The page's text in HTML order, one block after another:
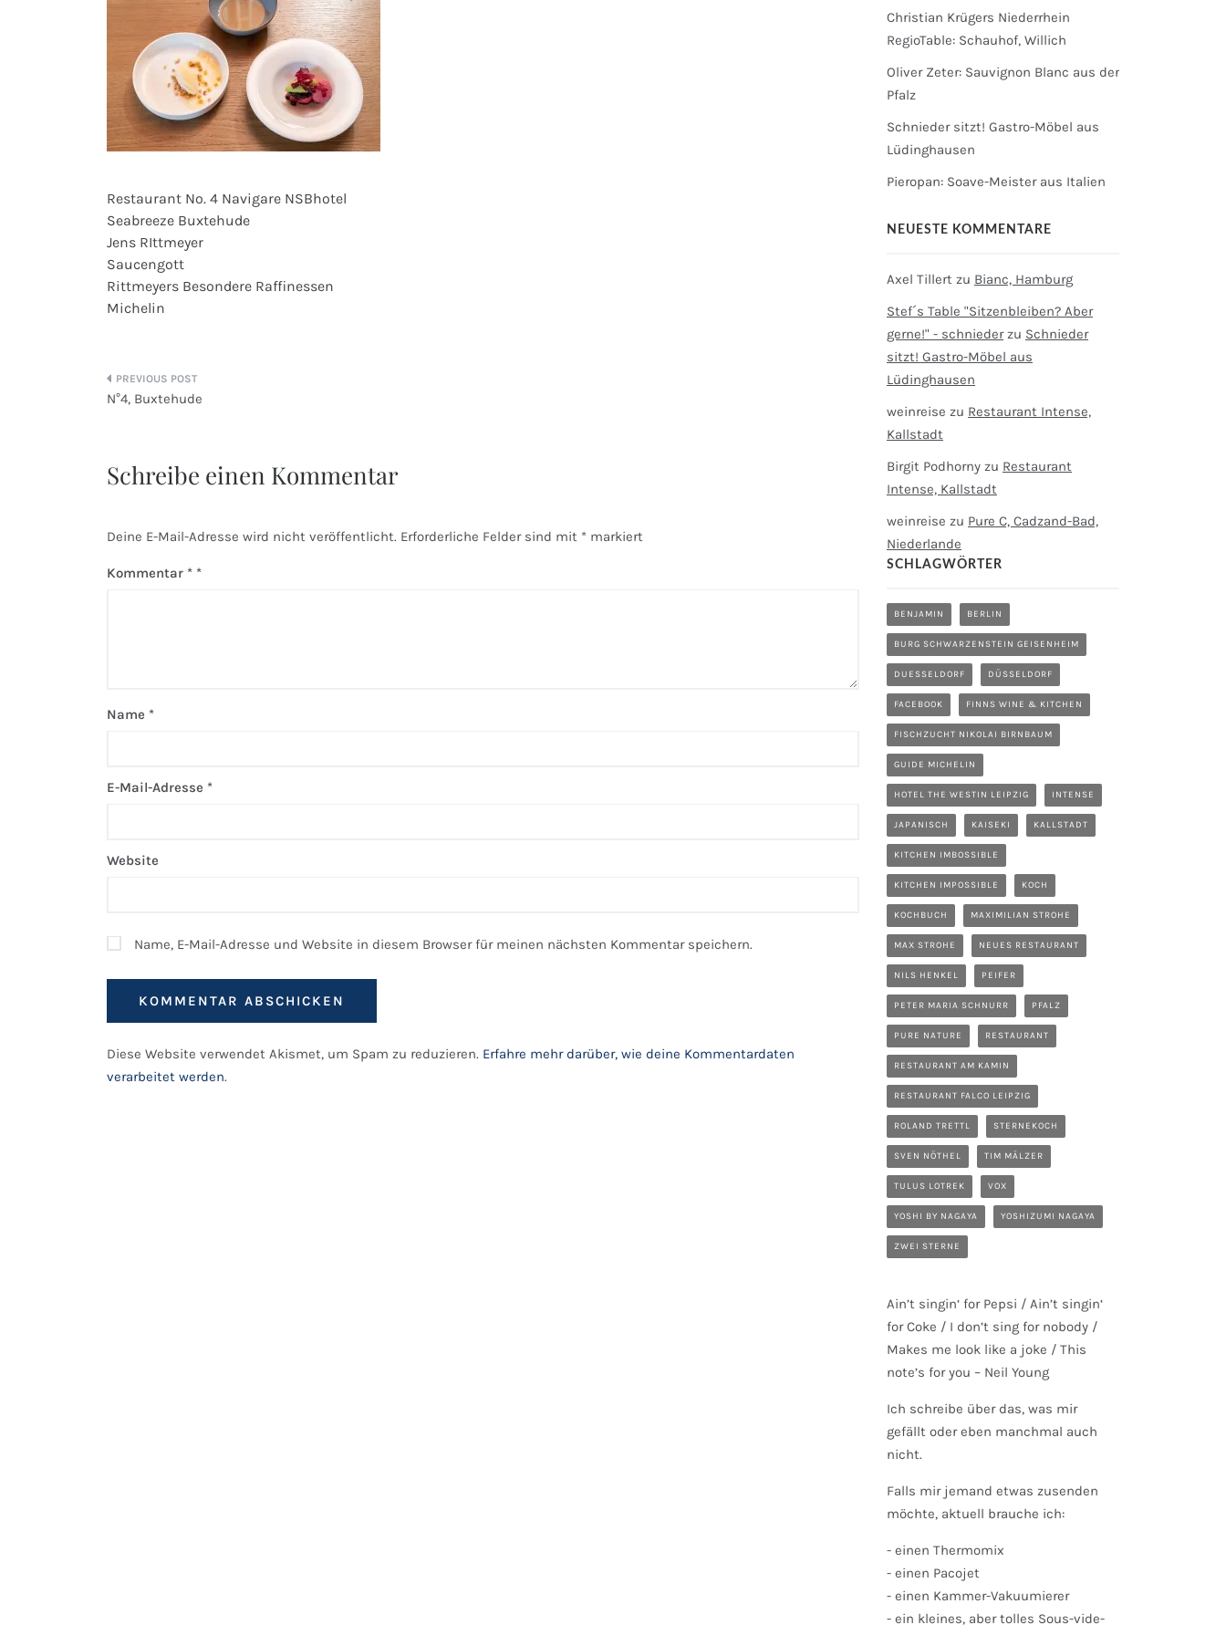
Restaurant No. 4 Navigare NSBhotel
Seabreeze Buxtehude
Jens RIttmeyer
Saucengott
Rittmeyers Besondere Raffinessen
Michelin
Beitragsnavigation
N°4, Buxtehude
Schreibe einen Kommentar
Deine E-Mail-Adresse wird nicht veröffentlicht. Erforderliche Felder sind mit * markiert
Kommentar *
Name *
E-Mail-Adresse *
Website
Name, E-Mail-Adresse und Website in diesem Browser für meinen nächsten Kommentar speichern.
Diese Website verwendet Akismet, um Spam zu reduzieren. Erfahre mehr darüber, wie deine Kommentardaten
verarbeitet werden.
Christian Krügers Niederrhein
RegioTable: Schauhof, Willich
Oliver Zeter: Sauvignon Blanc aus der
Pfalz
Schnieder sitzt! Gastro-Möbel aus
Lüdinghausen
Pieropan: Soave-Meister aus Italien
NEUESTE KOMMENTARE
Axel Tillert zu Bianc, Hamburg
Stef´s Table "Sitzenbleiben? Aber
gerne!" - schniederzu Schnieder
sitzt! Gastro-Möbel aus
Lüdinghausen
weinreise zu Restaurant Intense,
Kallstadt
Birgit Podhorny zu Restaurant
Intense, Kallstadt
weinreise zu Pure C, Cadzand-Bad,
Niederlande
SCHLAGWÖRTER
BENJAMIN BERLIN
BURG SCHWARZENSTEIN GEISENHEIM
DUESSELDORF DÜSSELDORF
FACEBOOK FINNS WINE & KITCHEN
FISCHZUCHT NIKOLAI BIRNBAUM
GUIDE MICHELIN
HOTEL THE WESTIN LEIPZIG INTENSE
JAPANISCH KAISEKI KALLSTADT
KITCHEN IMBOSSIBLE
KITCHEN IMPOSSIBLE KOCH
KOCHBUCH MAXIMILIAN STROHE
MAX STROHE NEUES RESTAURANT
NILS HENKEL PEIFER
PETER MARIA SCHNURR PFALZ
PURE NATURE RESTAURANT
RESTAURANT AM KAMIN
RESTAURANT FALCO LEIPZIG
ROLAND TRETTL STERNEKOCH
SVEN NÖTHEL TIM MÄLZER
TULUS LOTREK VOX
YOSHI BY NAGAYA YOSHIZUMI NAGAYA
ZWEI STERNE
Ain’t singin‘ for Pepsi / Ain’t singin‘
for Coke / I don’t sing for nobody /
Makes me look like a joke / This
note’s for you – Neil Young
Ich schreibe über das, was mir
gefällt oder eben manchmal auch
nicht.
Falls mir jemand etwas zusenden
möchte, aktuell brauche ich:
- einen Thermomix
- einen Pacojet
- einen Kammer-Vakuumierer
- ein kleines, aber tolles Sous-vide-